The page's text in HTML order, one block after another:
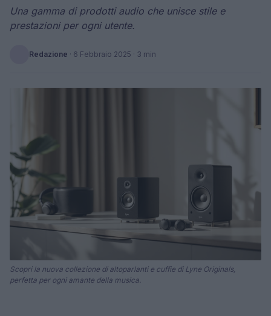
Una gamma di prodotti audio che unisce stile e
prestazioni per ogni utente.
Redazione · 6 Febbraio 2025 · 3 min
Scopri la nuova collezione di altoparlanti e cuffie di Lyne Originals,
perfetta per ogni amante della musica.